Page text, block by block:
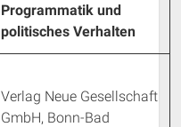
Programmatik und
politisches Verhalten
Verlag Neue Gesellschaft
GmbH, Bonn-Bad